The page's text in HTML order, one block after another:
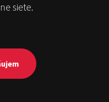
siete.